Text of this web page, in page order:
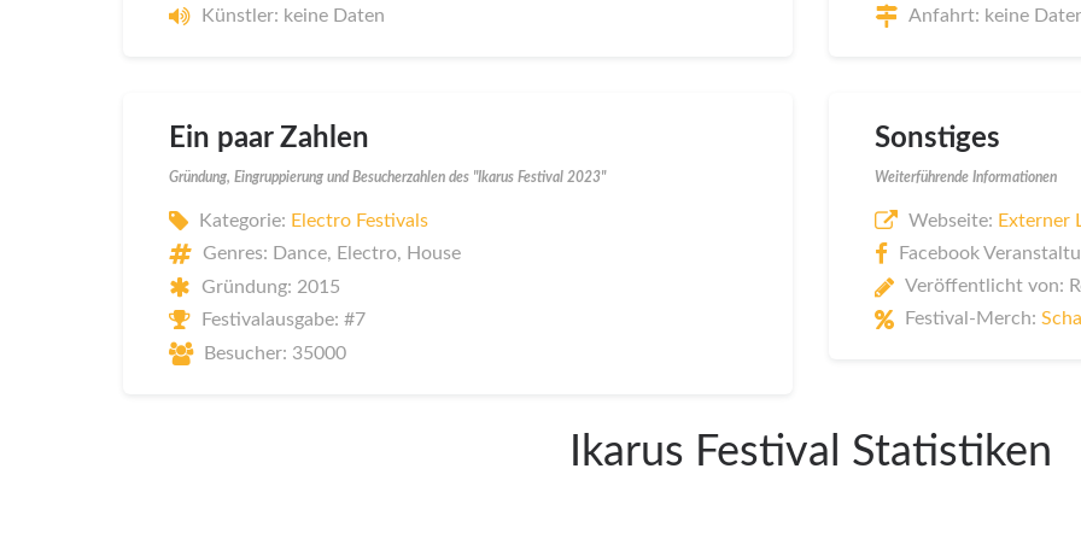
Künstler: keine Daten
Anfahrt: keine
Ein paar Zahlen
Gründung, Eingruppierung und Besucherzahlen des "Ikarus Festival 2023"
Kategorie: Electro Festivals
Genres: Dance, Electro, House
Gründung: 2015
Festivalausgabe: #7
Besucher: 35000
Sonstiges
Weiterführende Informationen
Webseite: Externer
Facebook
Veröffentlicht von:
Festival-Merch:
Ikarus Festival Statistiken